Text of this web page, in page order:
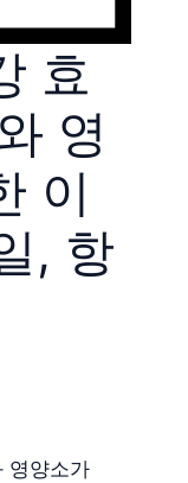
효
영
이
, 항
영양소가